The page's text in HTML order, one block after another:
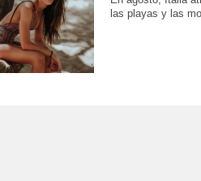
las playas y las